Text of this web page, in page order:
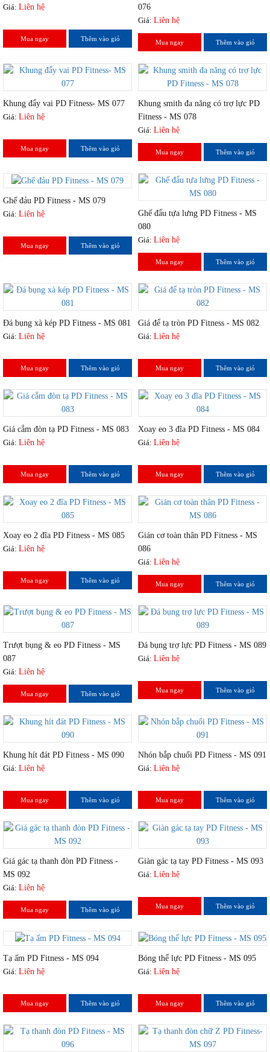
Giá: Liên hệ
Mua ngay Thêm vào giỏ
076
Giá: Liên hệ
Mua ngay Thêm vào giỏ
Khung đẩy vai PD Fitness- MS 077
Giá: Liên hệ
Mua ngay Thêm vào giỏ
Khung smith đa năng có trợ lực PD
Fitness - MS 078
Giá: Liên hệ
Mua ngay Thêm vào giỏ
Ghế đảu PD Fitness - MS 079
Giá: Liên hệ
Mua ngay Thêm vào giỏ
Ghế đẩu tựa lưng PD Fitness - MS
080
Giá: Liên hệ
Mua ngay Thêm vào giỏ
Đá bụng xà kép PD Fitness - MS 081
Giá: Liên hệ
Mua ngay Thêm vào giỏ
Giá để tạ tròn PD Fitness - MS 082
Giá: Liên hệ
Mua ngay Thêm vào giỏ
Giá cắm đòn tạ PD Fitness - MS 083
Giá: Liên hệ
Mua ngay Thêm vào giỏ
Xoay eo 3 đĩa PD Fitness - MS 084
Giá: Liên hệ
Mua ngay Thêm vào giỏ
Xoay eo 2 đĩa PD Fitness - MS 085
Giá: Liên hệ
Mua ngay Thêm vào giỏ
Gián cơ toàn thân PD Fitness - MS
086
Giá: Liên hệ
Mua ngay Thêm vào giỏ
Trượt bụng & eo PD Fitness - MS
087
Giá: Liên hệ
Mua ngay Thêm vào giỏ
Đá bụng trợ lực PD Fitness - MS 089
Giá: Liên hệ
Mua ngay Thêm vào giỏ
Khung hít đát PD Fitness - MS 090
Giá: Liên hệ
Mua ngay Thêm vào giỏ
Nhón bắp chuối PD Fitness - MS 091
Giá: Liên hệ
Mua ngay Thêm vào giỏ
Giá gác tạ thanh đòn PD Fitness -
MS 092
Giá: Liên hệ
Mua ngay Thêm vào giỏ
Giàn gác tạ tay PD Fitness - MS 093
Giá: Liên hệ
Mua ngay Thêm vào giỏ
Tạ ấm PD Fitness - MS 094
Giá: Liên hệ
Mua ngay Thêm vào giỏ
Bóng thể lực PD Fitness - MS 095
Giá: Liên hệ
Mua ngay Thêm vào giỏ